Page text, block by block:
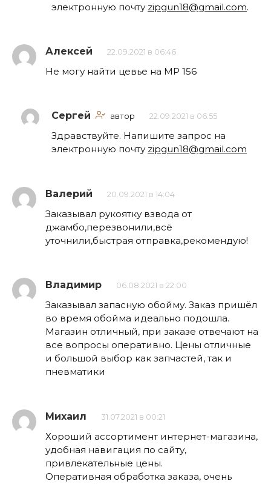
электронную почту zipgun18@gmail.com.
Алексей 22.09.2021 в 06:46
Не могу найти цевье на МР 156
Сергей автор 22.09.2021 в 06:55
Здравствуйте. Напишите запрос на
электронную почту zipgun18@gmail.com
Валерий 20.09.2021 в 14:04
Заказывал рукоятку взвода от
джамбо,перезвонили,всё
уточнили,быстрая отправка,рекомендую!
Владимир 06.08.2021 в 22:00
Заказывал запасную обойму. Заказ пришёл
во время обойма идеально подошла.
Магазин отличный, при заказе отвечают на
все вопросы оперативно. Цены отличные
и большой выбор как запчастей, так и
пневматики
Михаил 31.07.2021 в 00:21
Хороший ассортимент интернет-магазина,
удобная навигация по сайту,
привлекательные цены.
Оперативная обработка заказа, очень